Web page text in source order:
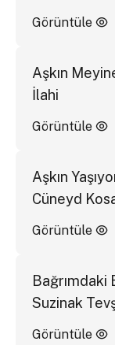
Görüntüle
Aşkın
İlahi
Görüntüle
Aşkın
Cüneyd
Görüntüle
Bağrımdaki
Suzinak
Görüntüle